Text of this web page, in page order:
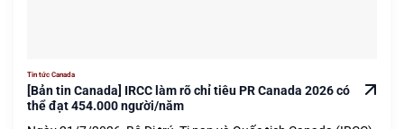
Tin tức Canada
[Bản tin Canada] IRCC làm rõ chỉ tiêu PR Canada 2026 có
thể đạt 454.000 người/năm